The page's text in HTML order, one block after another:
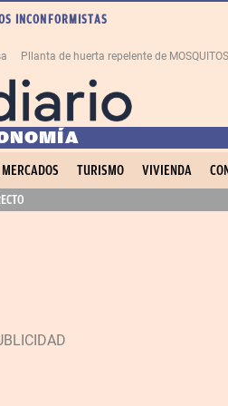
INCONFORMISTAS
Pllanta de huerta repelente de MOSQUITOS
MERCADOS TURISMO VIVIENDA